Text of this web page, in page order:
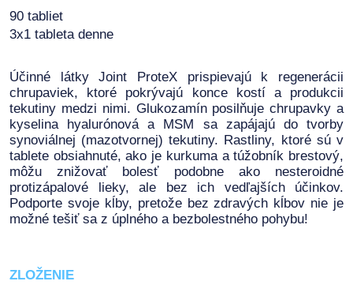
90 tabliet
3x1 tableta denne
Účinné látky Joint ProteX prispievajú k regenerácii
chrupaviek, ktoré pokrývajú konce kostí a produkcii
tekutiny medzi nimi. Glukozamín posilňuje chrupavky a
kyselina hyalurónová a MSM sa zapájajú do tvorby
synoviálnej (mazotvornej) tekutiny. Rastliny, ktoré sú v
tablete obsiahnuté, ako je kurkuma a túžobník brestový,
môžu znižovať bolesť podobne ako nesteroidné
protizápalové lieky, ale bez ich vedľajších účinkov.
Podporte svoje kĺby, pretože bez zdravých kĺbov nie je
možné tešiť sa z úplného a bezbolestného pohybu!
ZLOŽENIE